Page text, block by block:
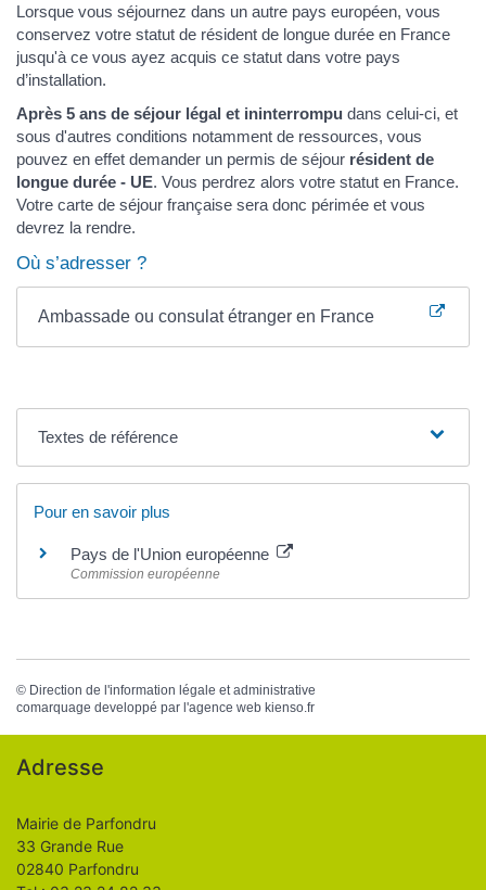
Lorsque vous séjournez dans un autre pays européen, vous
conservez votre statut de résident de longue durée en France
jusqu'à ce vous ayez acquis ce statut dans votre pays
d’installation.
Après 5 ans de séjour légal et ininterrompu dans celui-ci, et
sous d'autres conditions notamment de ressources, vous
pouvez en effet demander un permis de séjour résident de
longue durée - UE. Vous perdrez alors votre statut en France.
Votre carte de séjour française sera donc périmée et vous
devrez la rendre.
Où s’adresser ?
Ambassade ou consulat étranger en France
Textes de référence
Pour en savoir plus
Pays de l'Union européenne
Commission européenne
© Direction de l'information légale et administrative
comarquage developpé par l'agence web kienso.fr
Adresse
Mairie de Parfondru
33 Grande Rue
02840 Parfondru